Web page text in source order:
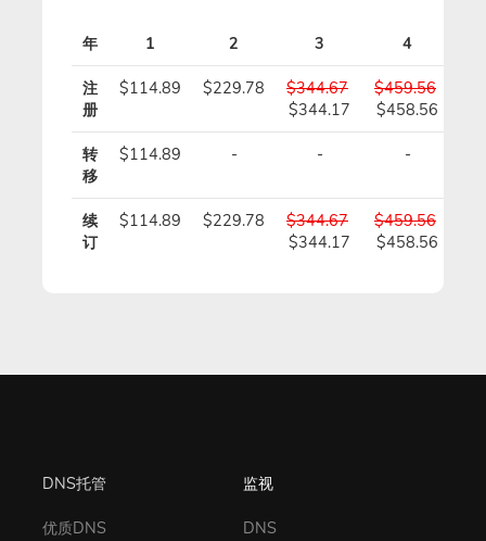
年 1 2 3 4
注
册
$114.89 $229.78
$344.67
$344.17
$459.56
$458.56
转
移
$114.89 - - -
续
订
$114.89 $229.78
$344.67
$344.17
$459.56
$458.56
DNS托管
优质DNS
监视
DNS